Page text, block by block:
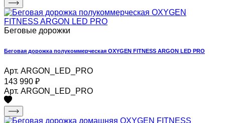
Беговые дорожки
Беговая дорожка полукоммерческая OXYGEN FITNESS ARGON LED PRO
Арт. ARGON_LED_PRO
143 990 ₽
Арт. ARGON_LED_PRO